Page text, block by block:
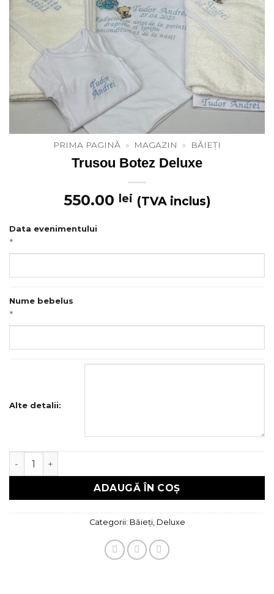
PRIMA PAGINĂ » MAGAZIN » BĂIEȚI
Trusou Botez Deluxe
550.00 lei (TVA inclus)
Data evenimentului
*
Nume bebelus
*
Alte detalii:
Cantitate Trusou Botez Deluxe
ADAUGĂ ÎN COȘ
Categorii: Băieți, Deluxe